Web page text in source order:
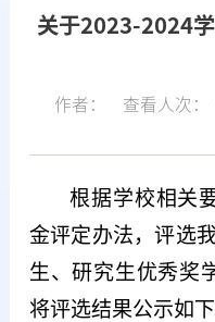
关于2023-2024
作者： 查看人次：
根据学校相关
金评定办法，评选
生、研究生优秀奖
将评选结果公示如